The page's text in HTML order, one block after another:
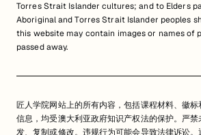
Torres Strait Islander cultures; and to Elders
Aboriginal and Torres Strait Islander peoples
this website may contain images or names of
passed away.
匠人学院网站上的所有内容，包括课程材料、徽
信息，均受澳大利亚政府知识产权法的保护。严
发、复制或修改。违规行为可能会导致法律诉讼